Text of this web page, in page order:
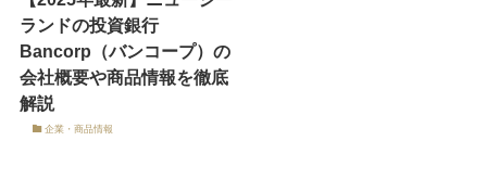
ランドの投資銀行
Bancorp（バンコープ）の
会社概要や商品情報を徹底
解説
企業・商品情報